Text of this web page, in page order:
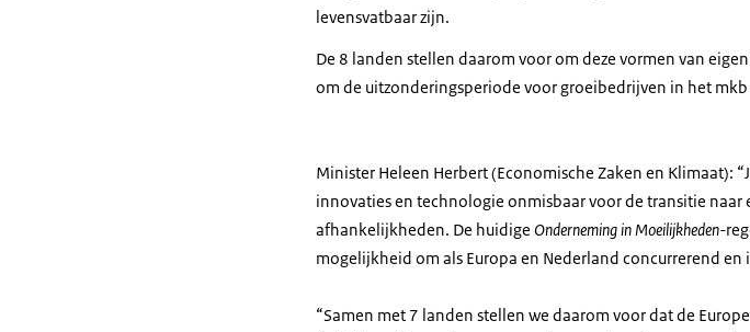
levensvatbaar zijn.
De 8 landen stellen daarom voor om deze vormen van
om de uitzonderingsperiode voor groeibedrijven in het
Minister Heleen Herbert (Economische Zaken en Klimaat):
innovaties en technologie onmisbaar voor de transitie
afhankelijkheden. De huidige Onderneming in Moeilijkheden-
mogelijkheid om als Europa en Nederland concurrerend
“Samen met 7 landen stellen we daarom voor dat de